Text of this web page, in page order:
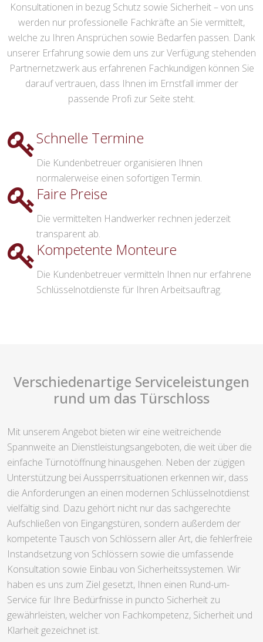
Konsultationen in bezug Schutz sowie Sicherheit – von uns
werden nur professionelle Fachkräfte an Sie vermittelt,
welche zu Ihren Ansprüchen sowie Bedarfen passen. Dank
unserer Erfahrung sowie dem uns zur Verfügung stehenden
Partnernetzwerk aus erfahrenen Fachkundigen können Sie
darauf vertrauen, dass Ihnen im Ernstfall immer der
passende Profi zur Seite steht.
Schnelle Termine
Die Kundenbetreuer organisieren Ihnen
normalerweise einen sofortigen Termin.
Faire Preise
Die vermittelten Handwerker rechnen jederzeit
transparent ab.
Kompetente Monteure
Die Kundenbetreuer vermitteln Ihnen nur erfahrene
Schlüsselnotdienste für Ihren Arbeitsauftrag.
Verschiedenartige Serviceleistungen
rund um das Türschloss
Mit unserem Angebot bieten wir eine weitreichende
Spannweite an Dienstleistungsangeboten, die weit über die
einfache Türnotöffnung hinausgehen. Neben der zügigen
Unterstützung bei Aussperrsituationen erkennen wir, dass
die Anforderungen an einen modernen Schlüsselnotdienst
vielfältig sind. Dazu gehört nicht nur das sachgerechte
Aufschließen von Eingangstüren, sondern außerdem der
kompetente Tausch von Schlössern aller Art, die fehlerfreie
Instandsetzung von Schlössern sowie die umfassende
Konsultation sowie Einbau von Sicherheitssystemen. Wir
haben es uns zum Ziel gesetzt, Ihnen einen Rund-um-
Service für Ihre Bedürfnisse in puncto Sicherheit zu
gewährleisten, welcher von Fachkompetenz, Sicherheit und
Klarheit gezeichnet ist.